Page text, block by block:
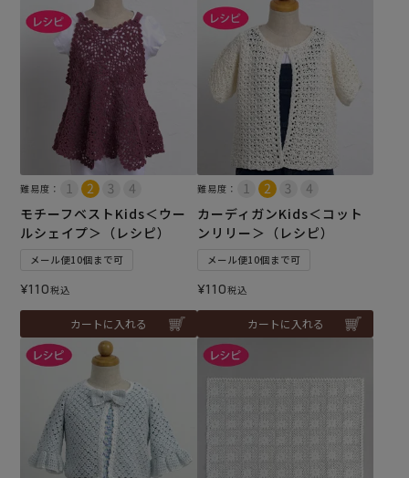
難易度：
モチーフベストKids＜ウー
ルシェイプ＞（レシピ）
メール便10個まで可
¥110税込
カートに入れる
難易度：
カーディガンKids＜コット
ンリリー＞（レシピ）
メール便10個まで可
¥110税込
カートに入れる